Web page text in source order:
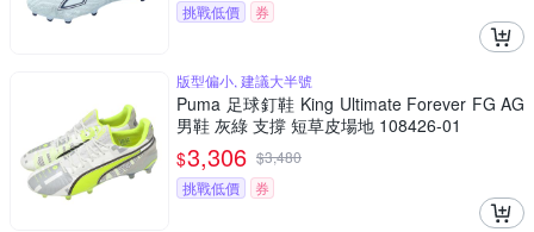
挑戰低價
券
版型偏小, 建議大半號
Puma 足球釘鞋 King Ultimate Forever FG AG
男鞋 灰綠 支撐 短草皮場地 108426-01
$3,306 $3,480
挑戰低價
券